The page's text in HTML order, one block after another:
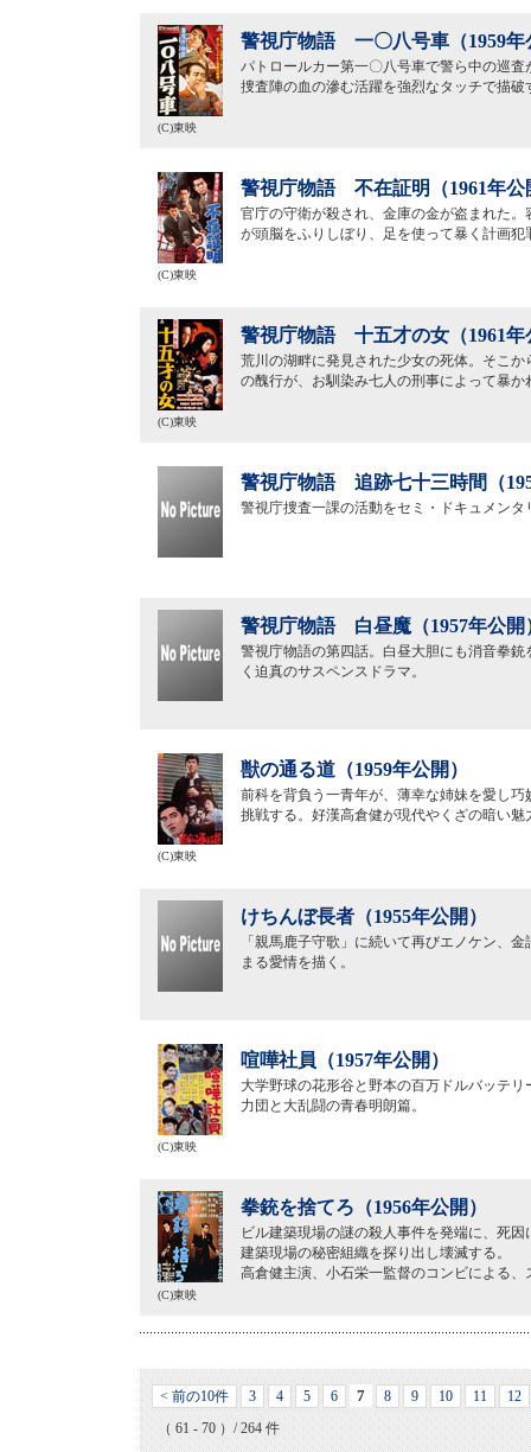
警視庁物語 一〇八号車（1959年
パトロールカー第一〇八号車で警ら中の巡
捜査陣の血の滲む活躍を強烈なタッチで描
(C)東映
警視庁物語 不在証明（1961年公
官庁の守衛が殺され、金庫の金が盗まれた
が頭脳をふりしぼり、足を使って暴く計画犯
(C)東映
警視庁物語 十五才の女（1961年
荒川の湖畔に発見された少女の死体。そこ
の醜行が、お馴染み七人の刑事によって暴か
(C)東映
警視庁物語 追跡七十三時間（
警視庁捜査一課の活動をセミ・ドキュメン
警視庁物語 白昼魔（1957年公開
警視庁物語の第四話。白昼大胆にも消音拳
く迫真のサスペンスドラマ。
獣の通る道（1959年公開）
前科を背負う一青年が、薄幸な姉妹を愛し
挑戦する。好漢高倉健が現代やくざの暗い魅
(C)東映
けちんぼ長者（1955年公開）
「親馬鹿子守歌」に続いて再びエノケン、
まる愛情を描く。
喧嘩社員（1957年公開）
大学野球の花形谷と野本の百万ドルバッテ
力団と大乱闘の青春明朗篇。
(C)東映
拳銃を捨てろ（1956年公開）
ビル建築現場の謎の殺人事件を発端に、死
建築現場の秘密組織を探り出し壊滅する。
高倉健主演、小石栄一監督のコンビによる、
(C)東映
< 前の10件 3 4 5 6 7 8 9 10 11
12
（ 61 - 70 ）/ 264 件